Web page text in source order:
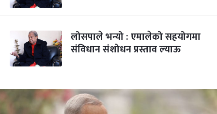
लोसपाले भन्यो : एमालेको सहयोगमा
संविधान संशोधन प्रस्ताव ल्याऊ